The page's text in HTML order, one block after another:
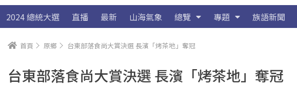
2024 總統大選 直播 最新 山海氣象 總覽 專題 族語新聞
首頁 原鄉 台東部落食尚大賞決選 長濱「烤茶地」奪冠
台東部落食尚大賞決選 長濱「烤茶地」奪冠